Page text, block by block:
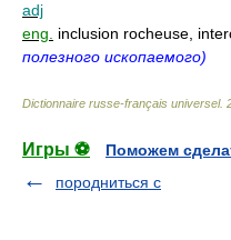
adj
eng.
inclusion rocheuse,
полезного ископаемого)
Dictionnaire russe-français universel.
Игры ⚽
Поможем
породниться с